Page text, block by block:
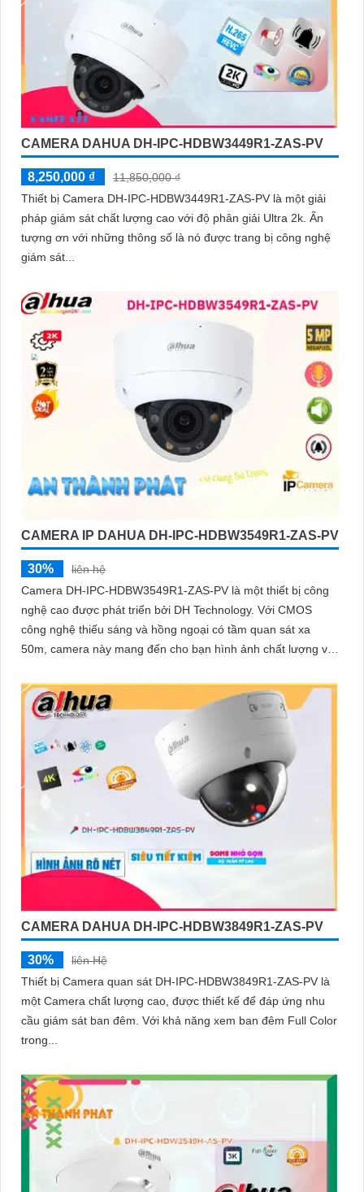
CAMERA DAHUA DH-IPC-HDBW3449R1-ZAS-PV
8,250,000 ₫
11,850,000 ₫
Thiết bị Camera DH-IPC-HDBW3449R1-ZAS-PV là một giải
pháp giám sát chất lượng cao với độ phân giải Ultra 2k. Ấn
tượng ơn với những thông số là nó được trang bị công nghệ
giám sát...
CAMERA IP DAHUA DH-IPC-HDBW3549R1-ZAS-PV
30%
liên hệ
Camera DH-IPC-HDBW3549R1-ZAS-PV là một thiết bị công
nghệ cao được phát triển bởi DH Technology. Với CMOS
công nghệ thiếu sáng và hồng ngoại có tầm quan sát xa
50m, camera này mang đến cho bạn hình ảnh chất lượng với
CAMERA DAHUA DH-IPC-HDBW3849R1-ZAS-PV
30%
liên Hệ
Thiết bị Camera quan sát DH-IPC-HDBW3849R1-ZAS-PV là
một Camera chất lượng cao, được thiết kế để đáp ứng nhu
cầu giám sát ban đêm. Với khả năng xem ban đêm Full Color
trong...